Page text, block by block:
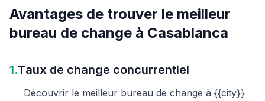
Avantages de trouver le meilleur
bureau de change à Casablanca
1.Taux de change concurrentiel
Découvrir le meilleur bureau de change à {{city}}